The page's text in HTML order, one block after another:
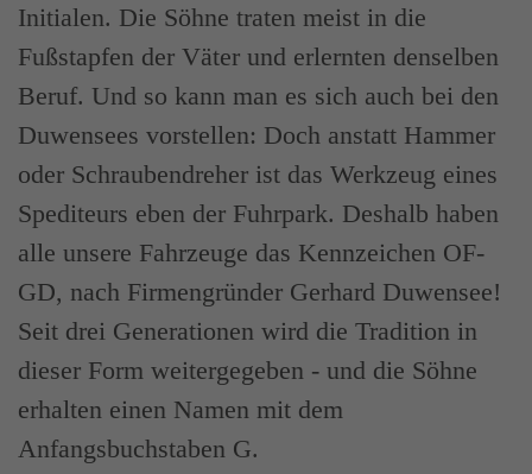
Initialen. Die Söhne traten meist in die
Fußstapfen der Väter und erlernten denselben
Beruf. Und so kann man es sich auch bei den
Duwensees vorstellen: Doch anstatt Hammer
oder Schraubendreher ist das Werkzeug eines
Spediteurs eben der Fuhrpark. Deshalb haben
alle unsere Fahrzeuge das Kennzeichen OF-
GD, nach Firmengründer Gerhard Duwensee!
Seit drei Generationen wird die Tradition in
dieser Form weitergegeben - und die Söhne
erhalten einen Namen mit dem
Anfangsbuchstaben G.